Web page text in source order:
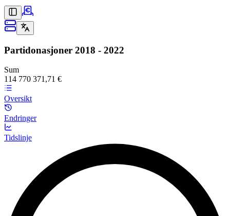
Partidonasjoner 2018 - 2022
Sum
114 770 371,71 €
Oversikt
Endringer
Tidslinje